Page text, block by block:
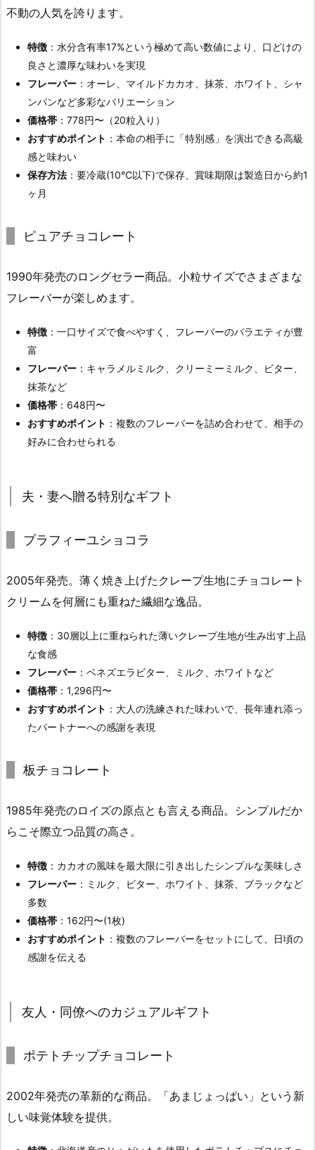
不動の人気を誇ります。
特徴 ：水分含有率17%という極めて高い数値により、口どけの
良さと濃厚な味わいを実現
フレーバー ：オーレ、マイルドカカオ、抹茶、ホワイト、シャ
ンパンなど多彩なバリエーション
価格帯 ：778円〜（20粒入り）
おすすめポイント ：本命の相手に「特別感」を演出できる高級
感と味わい
保存方法 ：要冷蔵(10℃以下)で保存、賞味期限は製造日から約1
ヶ月
ピュアチョコレート
1990年発売のロングセラー商品。小粒サイズでさまざまな
フレーバーが楽しめます。
特徴 ：一口サイズで食べやすく、フレーバーのバラエティが豊
富
フレーバー ：キャラメルミルク、クリーミーミルク、ビター、
抹茶など
価格帯 ：648円〜
おすすめポイント ：複数のフレーバーを詰め合わせて、相手の
好みに合わせられる
夫・妻へ贈る特別なギフト
プラフィーユショコラ
2005年発売。薄く焼き上げたクレープ生地にチョコレート
クリームを何層にも重ねた繊細な逸品。
特徴 ：30層以上に重ねられた薄いクレープ生地が生み出す上品
な食感
フレーバー ：ベネズエラビター、ミルク、ホワイトなど
価格帯 ：1,296円〜
おすすめポイント ：大人の洗練された味わいで、長年連れ添っ
たパートナーへの感謝を表現
板チョコレート
1985年発売のロイズの原点とも言える商品。シンプルだか
らこそ際立つ品質の高さ。
特徴 ：カカオの風味を最大限に引き出したシンプルな美味しさ
フレーバー ：ミルク、ビター、ホワイト、抹茶、ブラックなど
多数
価格帯 ：162円〜(1枚)
おすすめポイント ：複数のフレーバーをセットにして、日頃の
感謝を伝える
友人・同僚へのカジュアルギフト
ポテトチップチョコレート
2002年発売の革新的な商品。「あまじょっぱい」という新
しい味覚体験を提供。